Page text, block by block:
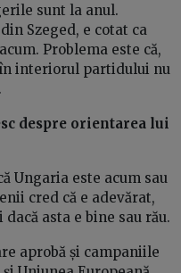
sunt la anul.
Szeged, e cotat ca
Problema este că,
interiorul partidului nu
despre orientarea lui
Ungaria este acum sau
cred că e adevărat,
asta e bine sau rău.
aprobă și campaniile